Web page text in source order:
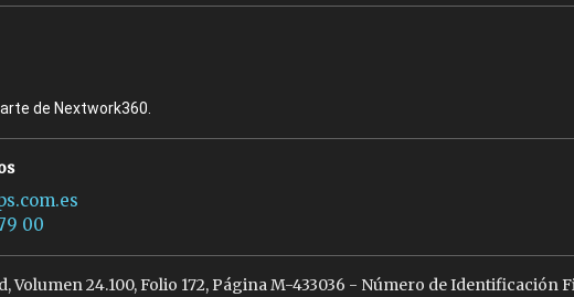
de Nextwork360.
00
24.100, Folio 172, Página M-433036 - Número de Identificación